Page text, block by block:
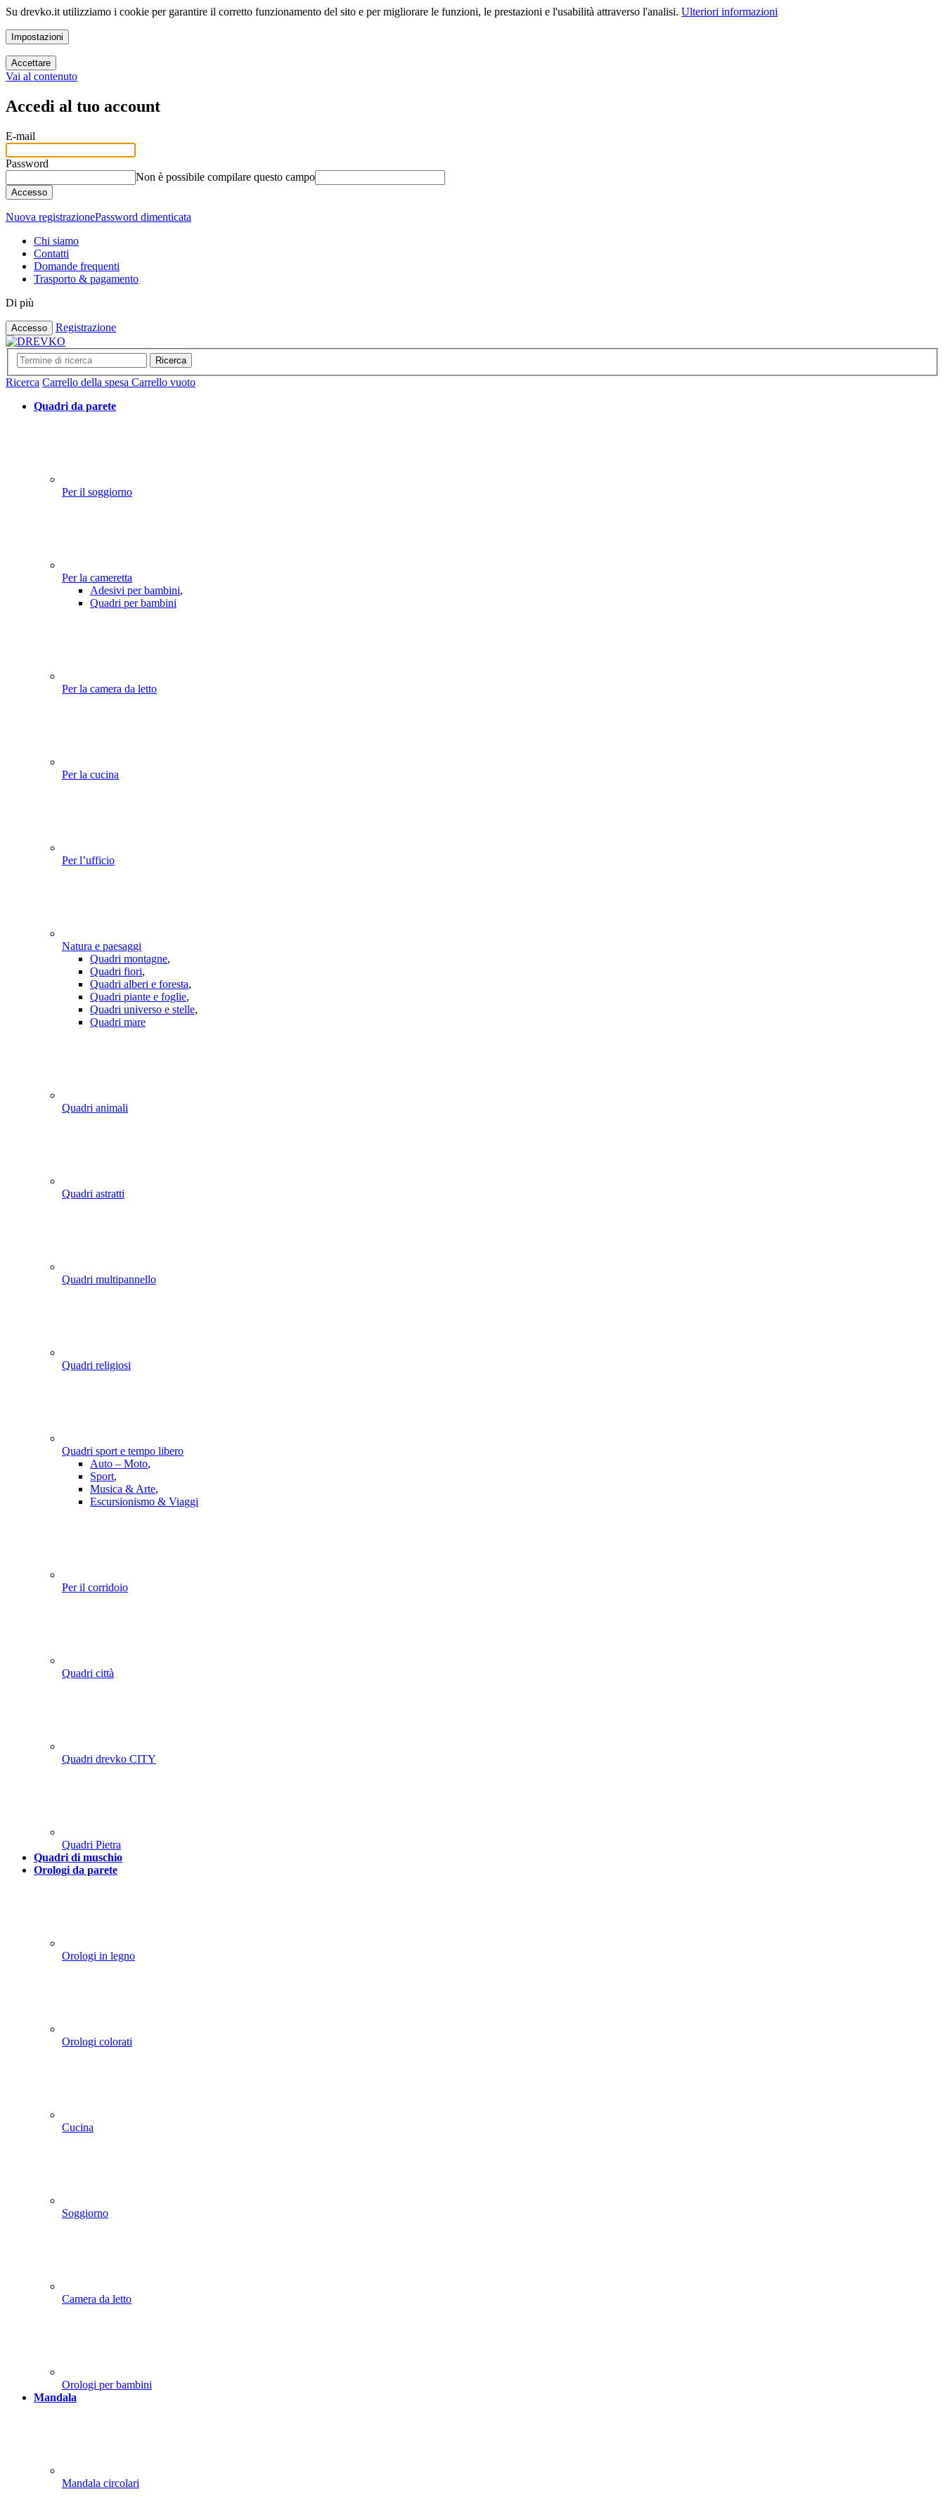
Su drevko.it utilizziamo i cookie per garantire il corretto funzionamento del sito e per migliorare le funzioni, le prestazioni e l'usabilità attraverso l'analisi. Ulteriori informazioni
Impostazioni
Accettare
Vai al contenuto
Accedi al tuo account
E-mail
Password
Non è possibile compilare questo campo
Accesso
Nuova registrazionePassword dimenticata
Chi siamo
Contatti
Domande frequenti
Trasporto & pagamento
Di più
Accesso Registrazione
Ricerca
Ricerca Carrello della spesa Carrello vuoto
Quadri da parete
Per il soggiorno
Per la cameretta
Adesivi per bambini,
Quadri per bambini
Per la camera da letto
Per la cucina
Per l’ufficio
Natura e paesaggi
Quadri montagne,
Quadri fiori,
Quadri alberi e foresta,
Quadri piante e foglie,
Quadri universo e stelle,
Quadri mare
Quadri animali
Quadri astratti
Quadri multipannello
Quadri religiosi
Quadri sport e tempo libero
Auto – Moto,
Sport,
Musica & Arte,
Escursionismo & Viaggi
Per il corridoio
Quadri città
Quadri drevko CITY
Quadri Pietra
Quadri di muschio
Orologi da parete
Orologi in legno
Orologi colorati
Cucina
Soggiorno
Camera da letto
Orologi per bambini
Mandala
Mandala circolari